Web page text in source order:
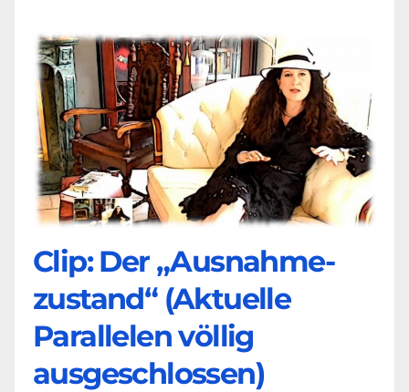
Clip: Der „Ausnahme-
zustand“ (Aktuelle
Parallelen völlig
ausgeschlossen)